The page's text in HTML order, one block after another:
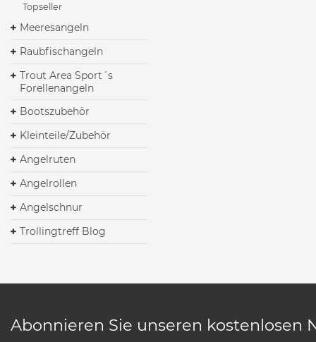
Topseller
Meeresangeln
Raubfischangeln
Trout Area Sport´s
Forellenangeln
Bootszubehör
Kleinteile/Zubehör
Angelruten
Angelrollen
Angelschnur
Trollingtreff Blog
Abonnieren Sie unseren kostenlosen